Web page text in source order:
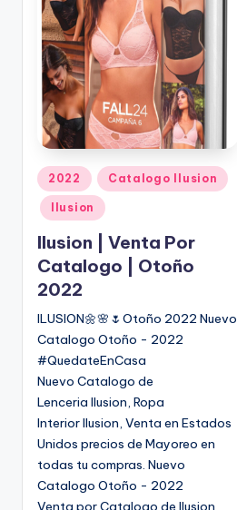
p
o
P
b
l
c
a
d
o
e
n
2022 Catalogo Ilusion
Ilusion
Ilusion | Venta Por
Catalogo | Otoño
2022
ILUSION🌼🌸🌷Otoño 2022 Nuevo
Catalogo Otoño - 2022
#QuedateEnCasa
Nuevo Catalogo de
Lenceria Ilusion, Ropa
Interior Ilusion, Venta en Estados
Unidos precios de Mayoreo en
todas tu compras. Nuevo
Catalogo Otoño - 2022
Venta por Catalogo de Ilusion…